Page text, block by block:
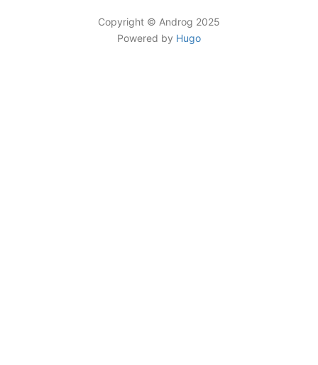
Copyright © Androg 2025
Powered by Hugo